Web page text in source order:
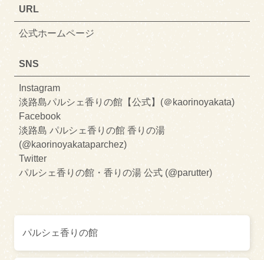
URL
公式ホームページ
SNS
Instagram
淡路島パルシェ香りの館【公式】(＠kaorinoyakata)
Facebook
淡路島 パルシェ香りの館 香りの湯
(@kaorinoyakataparchez)
Twitter
パルシェ香りの館・香りの湯 公式 (@parutter)
パルシェ香りの館